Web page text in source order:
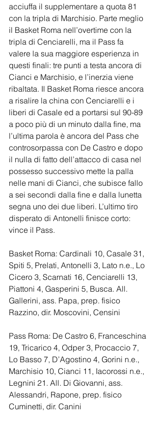
acciuffa il supplementare a quota 81
con la tripla di Marchisio. Parte meglio
il Basket Roma nell’overtime con la
tripla di Cenciarelli, ma il Pass fa
valere la sua maggiore esperienza in
questi finali: tre punti a testa ancora di
Cianci e Marchisio, e l’inerzia viene
ribaltata. Il Basket Roma riesce ancora
a risalire la china con Cenciarelli e i
liberi di Casale ed a portarsi sul 90-89
a poco più di un minuto dalla fine, ma
l’ultima parola è ancora del Pass che
controsorpassa con De Castro e dopo
il nulla di fatto dell’attacco di casa nel
possesso successivo mette la palla
nelle mani di Cianci, che subisce fallo
a sei secondi dalla fine e dalla lunetta
segna uno dei due liberi. L’ultimo tiro
disperato di Antonelli finisce corto:
vince il Pass.
Basket Roma: Cardinali 10, Casale 31,
Spiti 5, Prelati, Antonelli 3, Lato n.e., Lo
Cicero 3, Scarnati 16, Cenciarelli 13,
Piattoni 4, Gasperini 5, Busca. All.
Gallerini, ass. Papa, prep. fisico
Razzino, dir. Moscovini, Censini
Pass Roma: De Castro 6, Franceschina
19, Tricarico 4, Odper 3, Procaccio 7,
Lo Basso 7, D’Agostino 4, Gorini n.e.,
Marchisio 10, Cianci 11, Iacorossi n.e.,
Legnini 21. All. Di Giovanni, ass.
Alessandri, Rapone, prep. fisico
Cuminetti, dir. Canini